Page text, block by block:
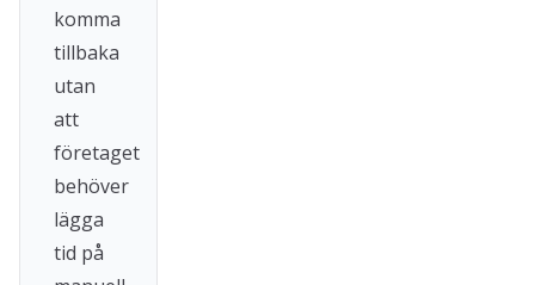
komma
tillbaka
utan
att
företaget
behöver
lägga
tid på